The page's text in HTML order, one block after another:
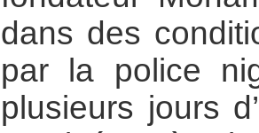
dans des
par la police
plusieurs jours